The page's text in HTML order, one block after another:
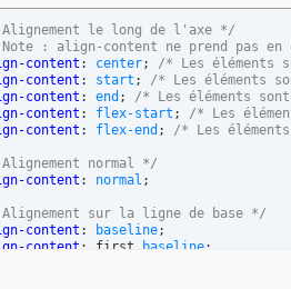
le long de l'axe */
: align-content ne prend pas
content : center; /* Les éléments
content : start ; /* Les éléments
content : end ; /* Les éléments
content : flex-start ; /* Les
content : flex-end ; /* Les
normal */
content : normal ;
sur la ligne de base */
content : baseline
content : first baseline